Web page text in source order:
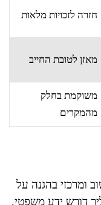
חזרה לזכויות מלאות
מאזן לטובת החייב
משוקמת בחלק
מהמקרים
ומרכזי בהגנה על
דורש ידע משפטי,